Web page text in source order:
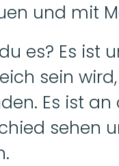
und mit
es? Es ist
sein
Es ist an
sehen